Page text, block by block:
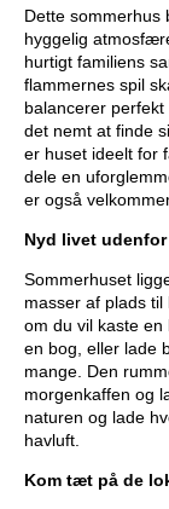
Dette sommerhus
hyggelig
hurtigt familiens
flammernes spil
balancerer
det nemt at finde
er huset ideelt for
dele en
er også
Nyd livet udenfor
Sommerhuset
masser af plads
om du vil kaste
en bog, eller lade
mange. Den
morgenkaffen og
naturen og lade
havluft.
Kom tæt på de